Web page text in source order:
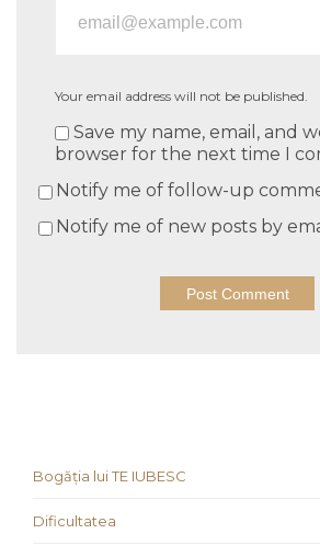
Your email address will not be published.
Save my name, email, and
browser for the next time I
Notify me of follow-up
Notify me of new posts by
Bogăția lui TE IUBESC
Dificultatea